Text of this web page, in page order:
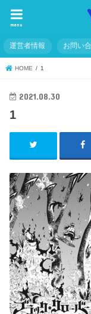
menu
運営者情報 お問い
HOME 1
2021.08.30
1